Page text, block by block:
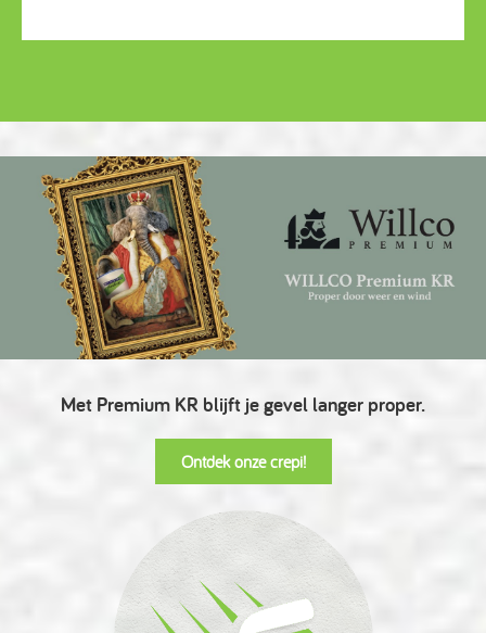
Met Premium KR blijft je gevel langer proper.
Ontdek onze crepi!